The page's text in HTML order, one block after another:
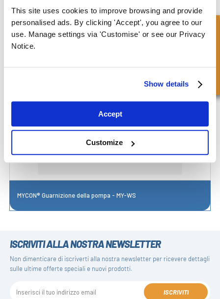
This site uses cookies to improve browsing and provide
personalised ads. By clicking 'Accept', you agree to our
use. Manage settings via 'Customise' or see our Privacy
Notice.
Show details
Accept
Customize
MYCON® Guarnizione della Pompa - MY-MSB
MYCON® Guarnizione della pompa - MY-WS
ISCRIVITI ALLA NOSTRA NEWSLETTER
Non dimenticare di iscriverti alla nostra newsletter per ricevere dettagli
sulle ultime offerte speciali e nuovi prodotti.
ISCRIVITI
Richiesta Veloce